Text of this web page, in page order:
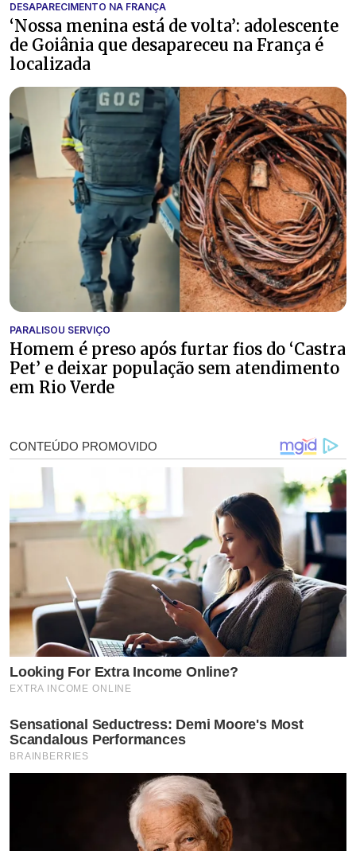
DESAPARECIMENTO NA FRANÇA
‘Nossa menina está de volta’: adolescente
de Goiânia que desapareceu na França é
localizada
PARALISOU SERVIÇO
Homem é preso após furtar fios do ‘Castra
Pet’ e deixar população sem atendimento
em Rio Verde